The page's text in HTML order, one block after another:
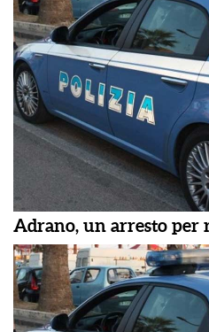
Adrano, un arresto per